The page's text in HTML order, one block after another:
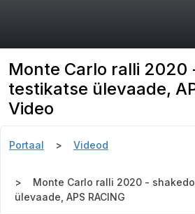
Monte Carlo ralli 2020
testikatse ülevaade,
Video
Portaal Videod
Monte Carlo ralli 2020 -
ülevaade, APS RACING